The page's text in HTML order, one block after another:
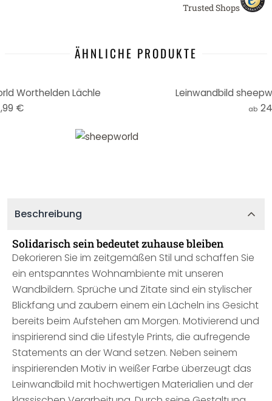
Trusted Shops
ÄHNLICHE PRODUKTE
Worthelden Lächle
€
Leinwandbild
ab
Beschreibung
Solidarisch sein bedeutet zuhause bleiben
Dekorieren Sie im zeitgemäßen Stil und schaffen Sie
ein entspanntes Wohnambiente mit unseren
Wandbildern. Sprüche und Zitate sind ein stylischer
Blickfang und zaubern einem ein Lächeln ins Gesicht
bereits beim Aufstehen am Morgen. Motivierend und
inspirierend sind die Lifestyle Prints, die aufregende
Statements an der Wand setzen. Neben seinem
inspirierenden Motiv in weißer Farbe überzeugt das
Leinwandbild mit hochwertigen Materialien und der